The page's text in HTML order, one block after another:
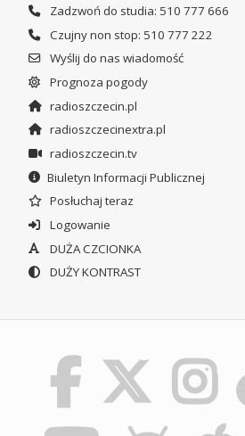
Zadzwoń do studia: 510 777 666
Czujny non stop: 510 777 222
Wyślij do nas wiadomość
Prognoza pogody
radioszczecin.pl
radioszczecinextra.pl
radioszczecin.tv
Biuletyn Informacji Publicznej
Posłuchaj teraz
Logowanie
DUŻA CZCIONKA
DUŻY KONTRAST